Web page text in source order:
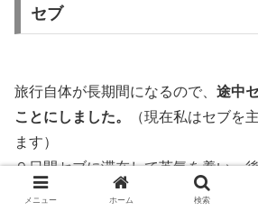
セブ
旅行自体が長期間になるので、 途中
ことにしました。
（現在私はセブを
ます）
９日間セブに滞在して英気を養い、
ちました。
メニュー ホーム 検索